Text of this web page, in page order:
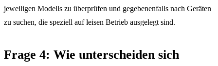
jeweiligen Modells zu überprüfen und gegebenenfalls nach Geräten
zu suchen, die speziell auf leisen Betrieb ausgelegt sind.
Frage 4: Wie unterscheiden sich